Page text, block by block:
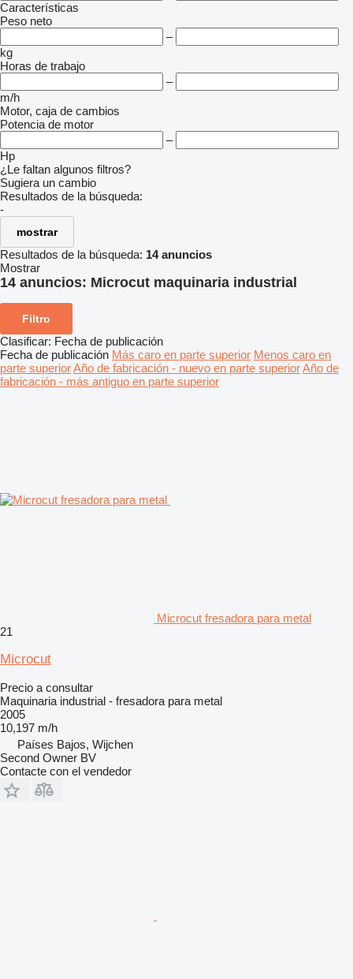
Características
Peso neto
–
kg
Horas de trabajo
–
m/h
Motor, caja de cambios
Potencia de motor
–
Hp
¿Le faltan algunos filtros?
Sugiera un cambio
Resultados de la búsqueda:
-
mostrar
Resultados de la búsqueda: 14 anuncios
Mostrar
14 anuncios: Microcut maquinaria industrial
Filtro
Clasificar: Fecha de publicación
Fecha de publicación Más caro en parte superior Menos caro en
parte superiorAño de fabricación - nuevo en parte superiorAño de
fabricación - más antiguo en parte superior
Microcut fresadora para metal
21
Microcut
Precio a consultar
Maquinaria industrial - fresadora para metal
2005
10,197 m/h
Países Bajos, Wijchen
Second Owner BV
Contacte con el vendedor